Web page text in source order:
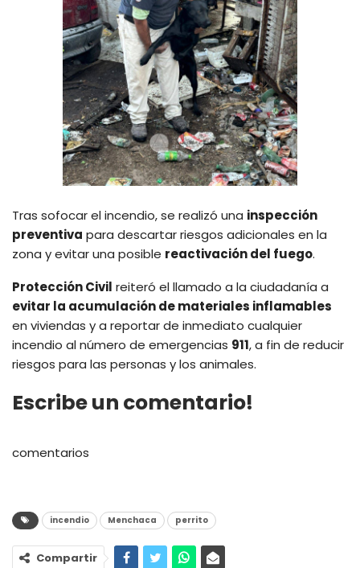
Tras sofocar el incendio, se realizó una inspección
preventiva para descartar riesgos adicionales en la
zona y evitar una posible reactivación del fuego.
Protección Civil reiteró el llamado a la ciudadanía a
evitar la acumulación de materiales inflamables
en viviendas y a reportar de inmediato cualquier
incendio al número de emergencias 911, a fin de reducir
riesgos para las personas y los animales.
Escribe un comentario!
comentarios
incendio Menchaca perrito
Compartir